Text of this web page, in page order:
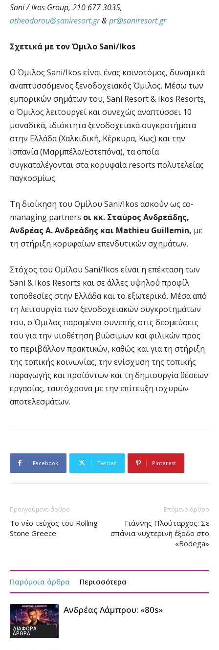
Sani/Ikos Group, 210 677 3035,
atheodorou@saniresort.gr&pr@saniresort.gr
Σχετικά με τον Όμιλο Sani/Ikos
Ο Όμιλος Sani/Ikos είναι ένας καινοτόμος, δυναμικά
αναπτυσσόμενος ξενοδοχειακός Όμιλος. Μέσω των
εμπορικών σημάτων του, Sani Resort & Ikos Resorts,
o Όμιλος λειτουργεί και συνεχώς αναπτύσσει 10
μοναδικά, ιδιόκτητα ξενοδοχειακά συγκροτήματα
στην Ελλάδα (Χαλκιδική, Κέρκυρα, Κως) και την
Ισπανία (Μαρμπέλα/Εστεπόνα), τα οποία
συγκαταλέγονται στα κορυφαία resorts πολυτελείας
παγκοσμίως.
Τη διοίκηση του Ομίλου Sani/Ikos ασκούν ως co-
managing partners οι κκ. Σταύρος Ανδρεάδης,
Ανδρέας Α. Ανδρεάδης και Mathieu Guillemin, με
τη στήριξη κορυφαίων επενδυτικών σχημάτων.
Στόχος του Ομίλου Sani/Ikos είναι η επέκταση των
Sani & Ikos Resorts και σε άλλες υψηλού προφίλ
τοποθεσίες στην Ελλάδα και το εξωτερικό. Μέσα από
τη λειτουργία των ξενοδοχειακών συγκροτημάτων
του, ο Όμιλος παραμένει συνεπής στις δεσμεύσεις
του για την υιοθέτηση βιώσιμων και φιλικών προς
το περιβάλλον πρακτικών, καθώς και για τη στήριξη
της τοπικής κοινωνίας, την ενίσχυση της τοπικής
παραγωγής και προϊόντων και τη δημιουργία θέσεων
εργασίας, ταυτόχρονα με την επίτευξη ισχυρών
αποτελεσμάτων.
Facebook Twitter Pinterest
Προηγούμενο άρθρο
Το νέο τεύχος του Rolling
Stone Greece
Επόμενο άρθρο
Γιάννης Πλούταρχος: Σε
σπάνια νυχτερινή έξοδο στο
«Bodega»
Παρόμοια άρθρα Περισσότερα
ΔΙΑΦΟΡΑ
ΑΡΘΡΑ
Ανδρέας Λάμπρου: «80s»